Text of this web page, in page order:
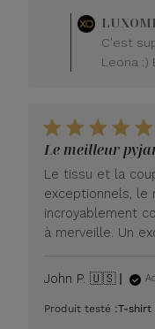
C'est
Leona :)
Le meilleur
Le tissu et la
exceptionnels, le
incroyablement
à merveille. Un
John P. 🇺🇸
Produit testé :T-shirt